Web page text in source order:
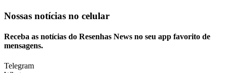
Nossas notícias no celular
Receba as notícias do Resenhas News no seu app favorito de
mensagens.
Telegram